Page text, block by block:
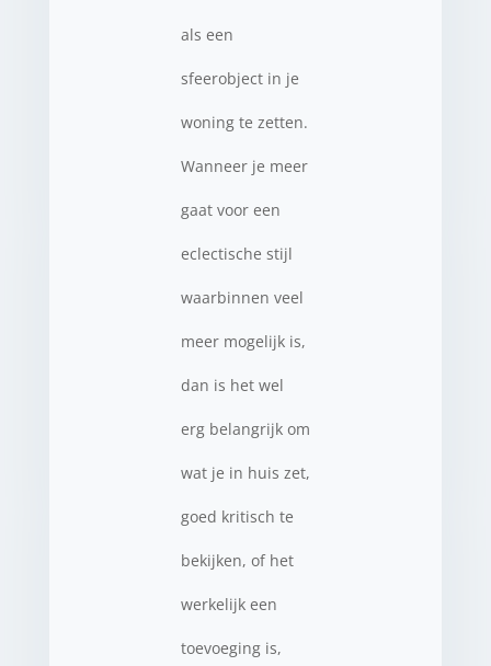
als een
sfeerobject in je
woning te zetten.
Wanneer je meer
gaat voor een
eclectische stijl
waarbinnen veel
meer mogelijk is,
dan is het wel
erg belangrijk om
wat je in huis zet,
goed kritisch te
bekijken, of het
werkelijk een
toevoeging is,